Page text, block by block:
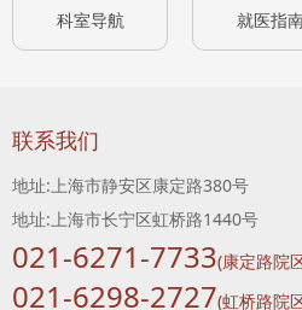
科室导航 就医指
联系我们
地址:上海市静安区康定路380号
地址:上海市长宁区虹桥路1440号
021-6271-7733(康定路院
021-6298-2727(虹桥路院